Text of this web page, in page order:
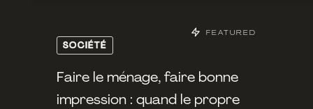
SOCIÉTÉ
Faire le ménage, faire bonne
impression : quand le propre
FEATURED